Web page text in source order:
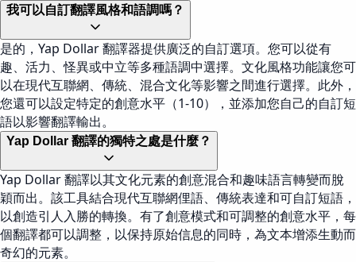
我可以自訂翻譯風格和語調嗎？
是的，Yap Dollar 翻譯器提供廣泛的自訂選項。您可以從有
趣、活力、怪異或中立等多種語調中選擇。文化風格功能讓您可
以在現代互聯網、傳統、混合文化等影響之間進行選擇。此外，
您還可以設定特定的創意水平（1-10），並添加您自己的自訂短
語以影響翻譯輸出。
Yap Dollar 翻譯的獨特之處是什麼？
Yap Dollar 翻譯以其文化元素的創意混合和趣味語言轉變而脫
穎而出。該工具結合現代互聯網俚語、傳統表達和可自訂短語，
以創造引人入勝的轉換。有了創意模式和可調整的創意水平，每
個翻譯都可以調整，以保持原始信息的同時，為文本增添生動而
奇幻的元素。